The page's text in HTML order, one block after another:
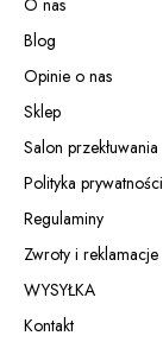
O nas
Blog
Opinie o nas
Sklep
Salon przekłuwania
Polityka prywatności
Regulaminy
Zwroty i reklamacje
WYSYŁKA
Kontakt